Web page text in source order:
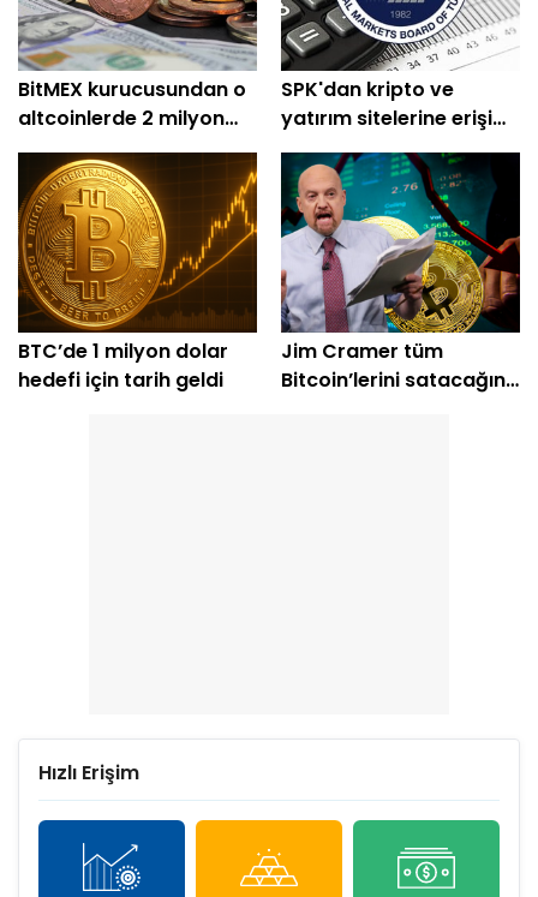
BitMEX kurucusundan o
altcoinlerde 2 milyon
dolarlık alım
SPK'dan kripto ve
yatırım sitelerine erişim
engeli
BTC’de 1 milyon dolar
hedefi için tarih geldi
Jim Cramer tüm
Bitcoin’lerini satacağını
Hızlı Erişim